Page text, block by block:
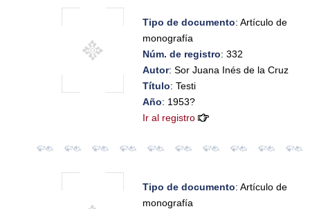
Tipo de documento: Artículo de
monografía
Núm. de registro: 332
Autor: Sor Juana Inés de la Cruz
Título: Testi
Año: 1953?
Ir al registro
Tipo de documento: Artículo de
monografía